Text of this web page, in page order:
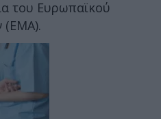
του Ευρωπαϊκού
(ΕΜΑ).